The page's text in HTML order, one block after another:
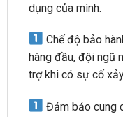
dụng của mình.
Chế độ bảo
hàng đầu, đội ngũ
trợ khi có sự cố
Đảm bảo cung